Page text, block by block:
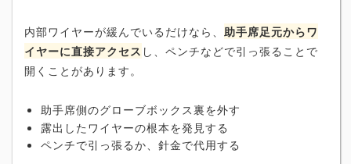
内部ワイヤーが緩んでいるだけなら、 助手席足元からワ
イヤーに直接アクセス し、ペンチなどで引っ張ることで
開くことがあります。
助手席側のグローブボックス裏を外す
露出したワイヤーの根本を発見する
ペンチで引っ張るか、針金で代用する